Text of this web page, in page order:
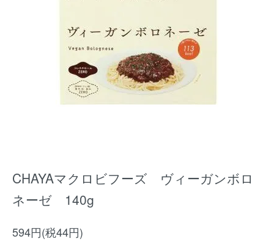
CHAYAマクロビフーズ ヴィーガンボロ
ネーゼ 140g
594円(税44円)